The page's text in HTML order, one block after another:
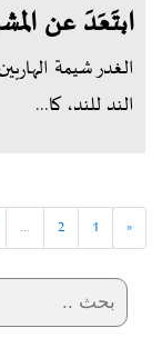
ابتَعَدَ عن
الغدر شيمة
الند للند، كا...
«
1
2
...